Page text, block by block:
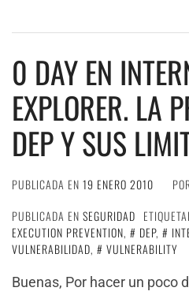
0 DAY EN
EXPLORER. LA
DEP Y SUS
PUBLICADA EN 19 ENERO 2010
PUBLICADA EN SEGURIDAD
EXECUTION PREVENTION, DEP,
VULNERABILIDAD,
VULNERABILITY
Buenas, Por hacer un poco